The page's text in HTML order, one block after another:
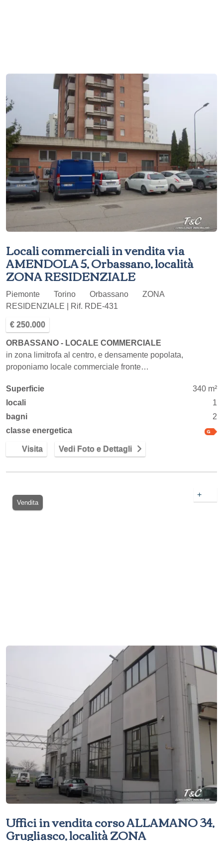
Locali commerciali in vendita via
AMENDOLA 5, Orbassano, località
ZONA RESIDENZIALE
Piemonte Torino Orbassano
ZONA
RESIDENZIALE | Rif. RDE-431
€ 250.000
ORBASSANO - LOCALE COMMERCIALE
in zona limitrofa al centro, e densamente popolata,
proponiamo locale commerciale fronte…
Superficie
340 m²
locali
1
bagni
2
classe energetica
Visita Vedi Foto e Dettagli
Vendita
+
Uffici in vendita corso ALLAMANO 34,
Grugliasco, località ZONA